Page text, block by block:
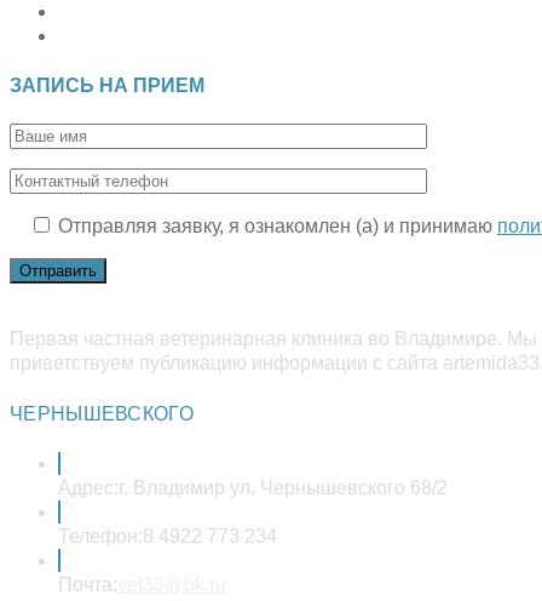
вкладке
новой
ЗАПИСЬ НА ПРИЕМ
Отправляя заявку, я ознакомлен (а) и принимаю
Первая частная ветеринарная клиника во Владимире.
приветствуем публикацию информации с сайта
ЧЕРНЫШЕВСКОГО
Адрес:г. Владимир ул. Чернышевского 68/2
Телефон:8 4922 773 234
Почта: